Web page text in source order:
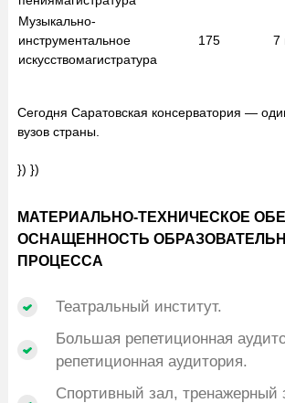
Музыкально-
инструментальное
искусствомагистратура
175 7
Сегодня Саратовская консерватория —
вузов страны.
}) })
МАТЕРИАЛЬНО-ТЕХНИЧЕСКОЕ
ОСНАЩЕННОСТЬ
ПРОЦЕССА
Театральный институт.
Большая репетиционная
репетиционная аудитория.
Спортивный зал, тренажерный